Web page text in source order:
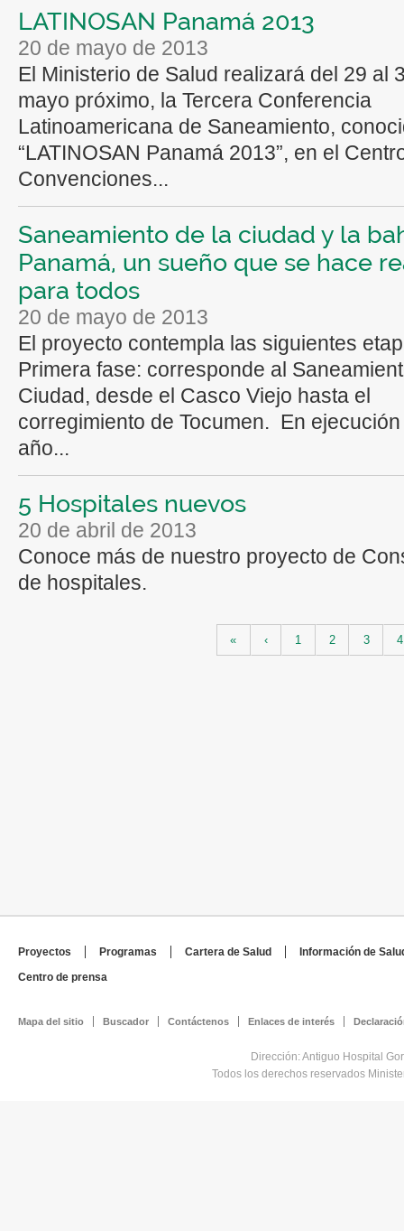
LATINOSAN Panamá 2013
20 de mayo de 2013
El Ministerio de Salud realizará del 29 al
mayo próximo, la Tercera Conferencia
Latinoamericana de Saneamiento,
“LATINOSAN Panamá 2013”, en el
Convenciones...
Saneamiento de la ciudad y la
Panamá, un sueño que se hace
para todos
20 de mayo de 2013
El proyecto contempla las siguientes
Primera fase: corresponde al
Ciudad, desde el Casco Viejo hasta el
corregimiento de Tocumen. En
año...
5 Hospitales nuevos
20 de abril de 2013
Conoce más de nuestro proyecto de
de hospitales.
« ‹ 1 2 3 4
Proyectos Programas Cartera de Salud
Información de
Centro de prensa
Mapa del sitio Buscador Contáctenos Enlaces de interés
Dirección: Antiguo Hospital
Todos los derechos reservados